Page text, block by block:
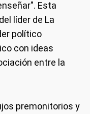
Esta
líder de La
político
con ideas
entre la
premonitorios y